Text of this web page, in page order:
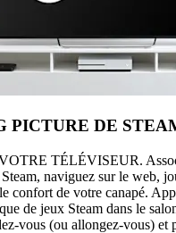
PICTURE DE
TÉLÉVISEUR.
naviguez sur le web,
confort de votre canapé.
de jeux Steam dans le
vous (ou allongez-vous) et